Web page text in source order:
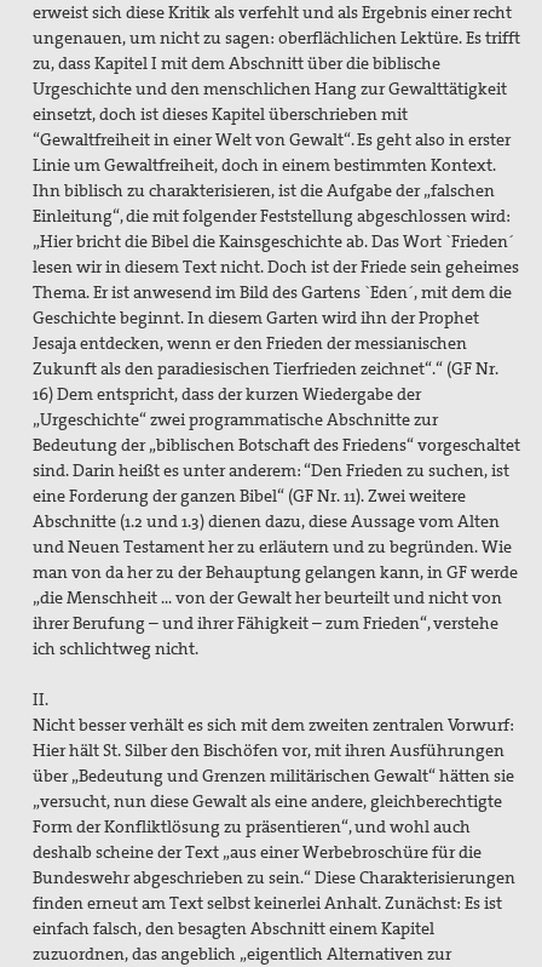
erweist sich diese Kritik als verfehlt und als Ergebnis einer recht
ungenauen, um nicht zu sagen: oberflächlichen Lektüre. Es trifft
zu, dass Kapitel I mit dem Abschnitt über die biblische
Urgeschichte und den menschlichen Hang zur Gewalttätigkeit
einsetzt, doch ist dieses Kapitel überschrieben mit
“Gewaltfreiheit in einer Welt von Gewalt“. Es geht also in erster
Linie um Gewaltfreiheit, doch in einem bestimmten Kontext.
Ihn biblisch zu charakterisieren, ist die Aufgabe der „falschen
Einleitung“, die mit folgender Feststellung abgeschlossen wird:
„Hier bricht die Bibel die Kainsgeschichte ab. Das Wort `Frieden´
lesen wir in diesem Text nicht. Doch ist der Friede sein geheimes
Thema. Er ist anwesend im Bild des Gartens `Eden´, mit dem die
Geschichte beginnt. In diesem Garten wird ihn der Prophet
Jesaja entdecken, wenn er den Frieden der messianischen
Zukunft als den paradiesischen Tierfrieden zeichnet“.“ (GF Nr.
16) Dem entspricht, dass der kurzen Wiedergabe der
„Urgeschichte“ zwei programmatische Abschnitte zur
Bedeutung der „biblischen Botschaft des Friedens“ vorgeschaltet
sind. Darin heißt es unter anderem: “Den Frieden zu suchen, ist
eine Forderung der ganzen Bibel“ (GF Nr. 11). Zwei weitere
Abschnitte (1.2 und 1.3) dienen dazu, diese Aussage vom Alten
und Neuen Testament her zu erläutern und zu begründen. Wie
man von da her zu der Behauptung gelangen kann, in GF werde
„die Menschheit … von der Gewalt her beurteilt und nicht von
ihrer Berufung – und ihrer Fähigkeit – zum Frieden“, verstehe
ich schlichtweg nicht.
II.
Nicht besser verhält es sich mit dem zweiten zentralen Vorwurf:
Hier hält St. Silber den Bischöfen vor, mit ihren Ausführungen
über „Bedeutung und Grenzen militärischen Gewalt“ hätten sie
„versucht, nun diese Gewalt als eine andere, gleichberechtigte
Form der Konfliktlösung zu präsentieren“, und wohl auch
deshalb scheine der Text „aus einer Werbebroschüre für die
Bundeswehr abgeschrieben zu sein.“ Diese Charakterisierungen
finden erneut am Text selbst keinerlei Anhalt. Zunächst: Es ist
einfach falsch, den besagten Abschnitt einem Kapitel
zuzuordnen, das angeblich „eigentlich Alternativen zur